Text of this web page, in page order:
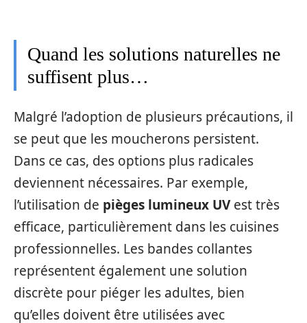
Quand les solutions naturelles ne
suffisent plus…
Malgré l’adoption de plusieurs précautions, il
se peut que les moucherons persistent.
Dans ce cas, des options plus radicales
deviennent nécessaires. Par exemple,
l’utilisation de pièges lumineux UVest très
efficace, particulièrement dans les cuisines
professionnelles. Les bandes collantes
représentent également une solution
discrète pour piéger les adultes, bien
qu’elles doivent être utilisées avec